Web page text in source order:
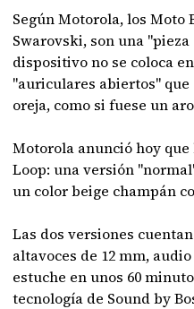
Según Motorola, los Moto
Swarovski, son una
dispositivo no se coloca
"auriculares abiertos"
oreja, como si fuese un
Motorola anunció hoy
Loop: una versión
un color beige champán
Las dos versiones
altavoces de 12 mm,
estuche en unos 60
tecnología de Sound by